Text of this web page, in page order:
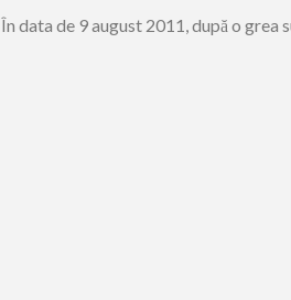
În data de 9 august 2011, după o